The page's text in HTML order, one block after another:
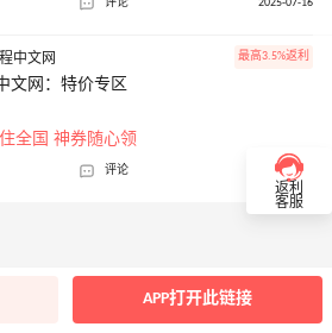
评论 2025-07-16
中文网 最高3.5%返利
文网：特价专区
全国 神券随心领
评论 2025-05-08
返利
客服
APP打开此链接